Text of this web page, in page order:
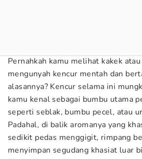
Pernahkah kamu melihat kakek
mengunyah kencur mentah dan
alasannya? Kencur selama ini
kamu kenal sebagai bumbu utama
seperti seblak, bumbu pecel, atau
Padahal, di balik aromanya yang
sedikit pedas menggigit, rimpang
menyimpan segudang khasiat luar